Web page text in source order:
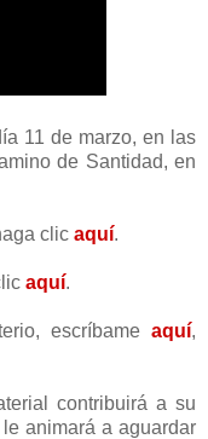
11 de marzo, en las
de Santidad, en
clic aquí.
aquí.
escríbame aquí,
contribuirá a su
animará a aguardar